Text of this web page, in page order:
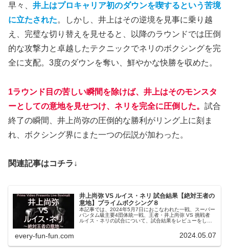
早々、 井上はプロキャリア初のダウンを喫するという苦境
に立たされた。しかし、井上はその逆境を見事に乗り越
え、完璧な切り替えを見せると、以降のラウンドでは圧倒
的な攻撃力と卓越したテクニックでネリのボクシングを完
全に支配。3度のダウンを奪い、鮮やかな快勝を収めた。
1ラウンド目の苦しい瞬間を除けば、井上はそのモンスタ
ーとしての意地を見せつけ、ネリを完全に圧倒した。 試合
終了の瞬間、井上尚弥の圧倒的な勝利がリング上に刻ま
れ、ボクシング界にまた一つの伝説が加わった。
関連記事はコチラ↓
井上尚弥 VS ルイス・ネリ 試合結果【絶対王者の
意地】プライムボクシング８
本記事では、2024年5月7日におこなわれた一戦、スーパー
バンタム級主要4団体統一戦、王者・井上尚弥 VS 挑戦者
ルイス・ネリの試合について、試合結果をレビューをして
ての初防衛戦であり、勝てば日本人としても初めての快挙
every-fun-fun.com 2024.05.07